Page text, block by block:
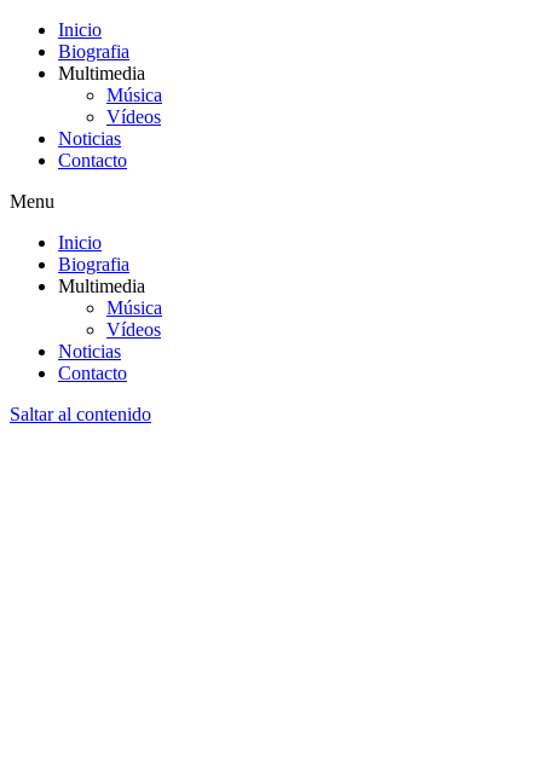
Inicio
Biografia
Multimedia
Música
Vídeos
Noticias
Contacto
Menu
Inicio
Biografia
Multimedia
Música
Vídeos
Noticias
Contacto
Saltar al contenido